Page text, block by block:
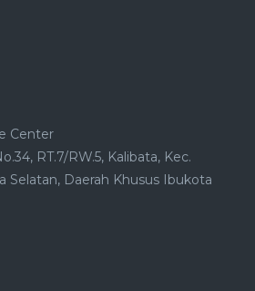
Center
RT.7/RW.5, Kalibata, Kec.
Selatan, Daerah Khusus Ibukota